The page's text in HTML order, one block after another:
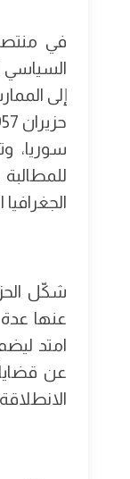
في
السياسي
سوريا،
شكّل
عنها
امتد
عن